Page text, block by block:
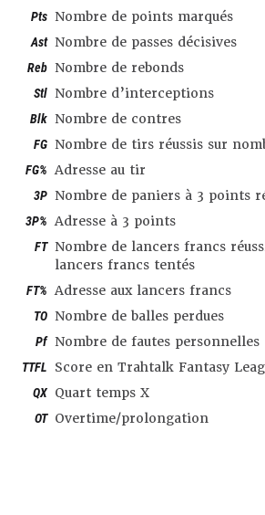
Pts Nombre de points marqués
Ast Nombre de passes décisives
Reb Nombre de rebonds
Stl Nombre d’interceptions
Blk Nombre de contres
FG Nombre de tirs réussis sur
FG% Adresse au tir
3P Nombre de paniers à 3 points
3P% Adresse à 3 points
FT Nombre de lancers francs
lancers francs tentés
FT% Adresse aux lancers francs
TO Nombre de balles perdues
Pf Nombre de fautes personnelles
TTFL Score en Trahtalk Fantasy
QX Quart temps X
OT Overtime/prolongation